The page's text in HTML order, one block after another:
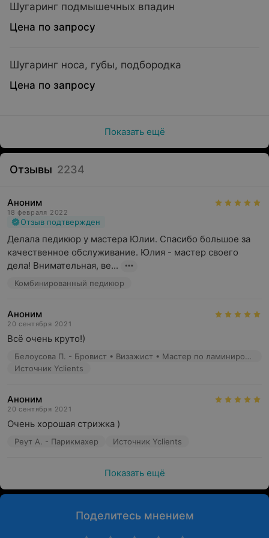
Шугаринг подмышечных впадин
Цена по запросу
Шугаринг носа, губы, подбородка
Цена по запросу
Показать ещё
Отзывы 2234
Аноним
18 февраля 2022
Отзыв подтвержден
Делала педикюр у мастера Юлии. Спасибо большое за
качественное обслуживание. Юлия - мастер своего
дела! Внимательная, ве...
Комбинированный педикюр
Аноним
20 сентября 2021
Всё очень круто!)
Белоусова П. - Бровист • Визажист • Мастер по ламинированию ресниц • Мастер перманентного макияжа
Источник Yclients
Аноним
20 сентября 2021
Очень хорошая стрижка )
Реут А. - Парикмахер Источник Yclients
Показать ещё
Поделитесь мнением